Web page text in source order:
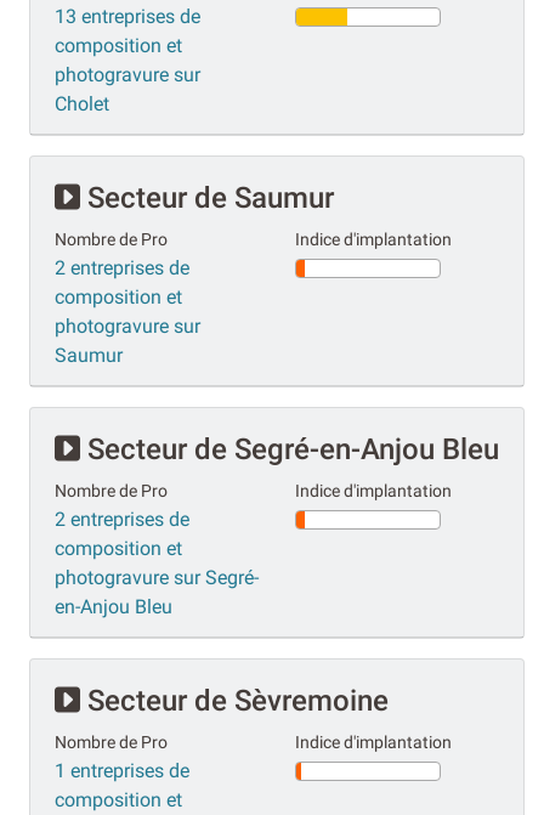
13 entreprises de
composition et
photogravure sur
Cholet
Secteur de Saumur
Nombre de Pro
2 entreprises de
composition et
photogravure sur
Saumur
Indice d'implantation
Secteur de Segré-en-Anjou Bleu
Nombre de Pro
2 entreprises de
composition et
photogravure sur Segré-
en-Anjou Bleu
Indice d'implantation
Secteur de Sèvremoine
Nombre de Pro
1 entreprises de
composition et
Indice d'implantation